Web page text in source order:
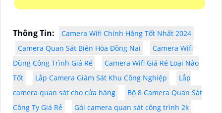
Thông Tin:
Camera Wifi Chính Hãng Tốt Nhất 2024
Camera Quan Sát Biên Hòa Đồng Nai
Camera Wifi
Dùng Công Trình Giá Rẻ
Camera Wifi Giá Rẻ Loại Nào
Tốt
Lắp Camera Giám Sát Khu Công Nghiệp
Lắp
camera quan sát cho cửa hàng
Bộ 8 Camera Quan Sát
Công Ty Giá Rẻ
Gói camera quan sát công trình 2k